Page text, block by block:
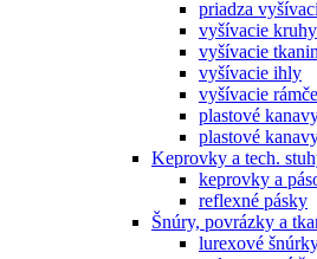
priadza
vyšívacie kruhy
vyšívacie
vyšívacie ihly
vyšívacie
plastové
plastové
Keprovky a tech.
keprovky a
reflexné pásky
Šnúry, povrázky a
lurexové